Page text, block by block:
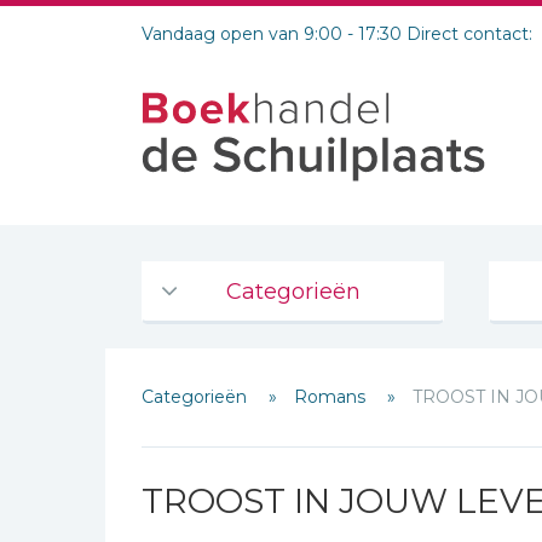
Vandaag open van 9:00 - 17:30 Direct contact:
Categorieën
De Bijbel
Bijbelse Dagboeken 2026
Bijbelstudie groepen
Categorieën Romans TROOST IN
TROOST IN JOUW